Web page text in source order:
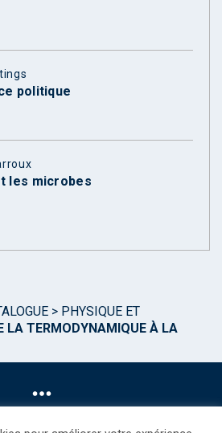
politique
les microbes
> PHYSIQUE ET
LA TERMODYNAMIQUE À LA